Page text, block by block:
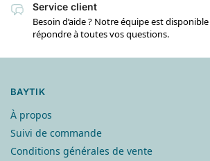
Service client
Besoin d’aide ? Notre équipe est
répondre à toutes vos questions.
BAYTIK
À propos
Suivi de commande
Conditions générales de vente